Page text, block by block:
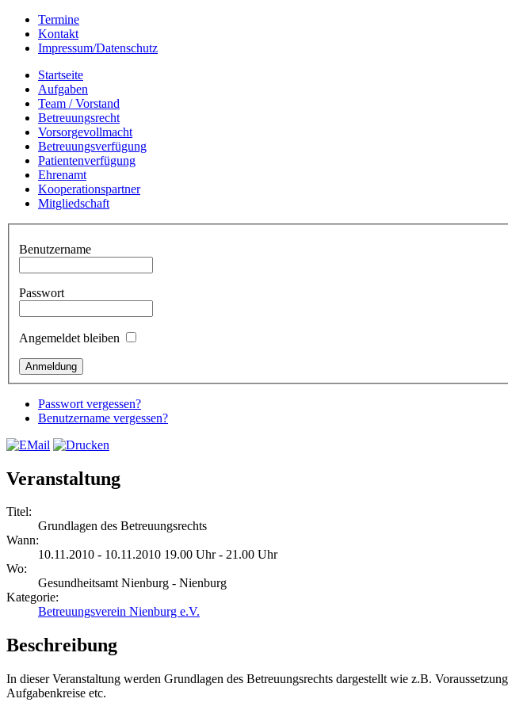
Termine
Kontakt
Impressum/Datenschutz
Startseite
Aufgaben
Team / Vorstand
Betreuungsrecht
Vorsorgevollmacht
Betreuungsverfügung
Patientenverfügung
Ehrenamt
Kooperationspartner
Mitgliedschaft
Benutzername
Passwort
Angemeldet bleiben
Passwort vergessen?
Benutzername vergessen?
Veranstaltung
Titel:
Grundlagen des Betreuungsrechts
Wann:
10.11.2010 - 10.11.2010 19.00 Uhr - 21.00 Uhr
Wo:
Gesundheitsamt Nienburg - Nienburg
Kategorie:
Betreuungsverein Nienburg e.V.
Beschreibung
In dieser Veranstaltung werden Grundlagen des Betreuungsrechts dargestellt wie z.B.
Aufgabenkreise etc.